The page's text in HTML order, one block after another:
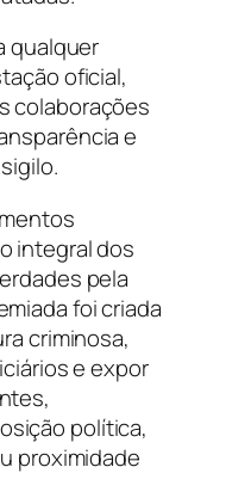
qualquer
oficial,
colaborações
e
integral dos
pela
foi criada
criminosa,
e expor
política,
proximidade